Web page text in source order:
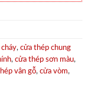
, cửa thép chung
, cửa thép sơn màu,
vân gỗ, cửa vòm,